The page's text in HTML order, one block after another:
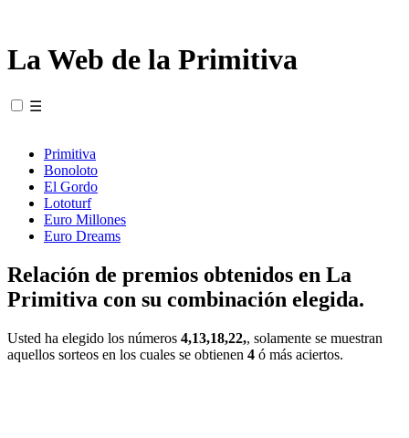
La Web de la Primitiva
☰
Primitiva
Bonoloto
El Gordo
Lototurf
Euro Millones
Euro Dreams
Relación de premios obtenidos en La
Primitiva con su combinación elegida.
Usted ha elegido los números 4,13,18,22,, solamente se muestran
aquellos sorteos en los cuales se obtienen 4 ó más aciertos.